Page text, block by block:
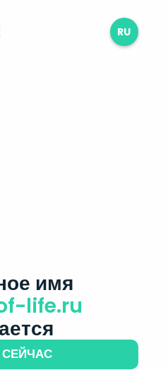
RU
имя
life.ru
СЕЙЧАС